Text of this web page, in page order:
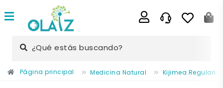
¿Qué estás buscando?
Página principal Medicina Natural Kijimea Regularis